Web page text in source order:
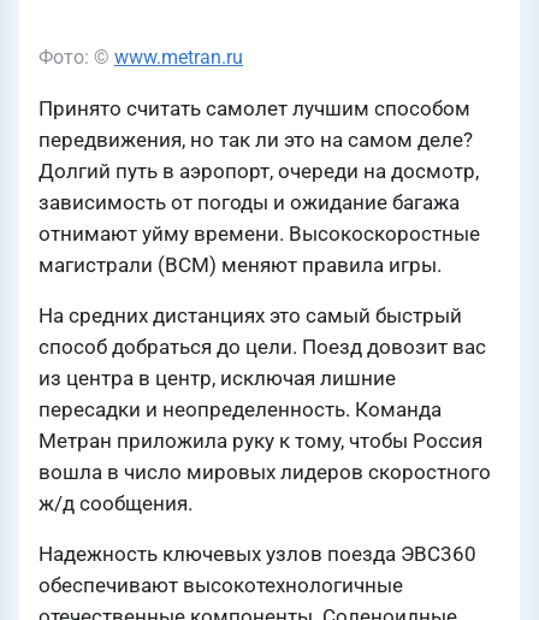
Фото: © www.metran.ru
Принято считать самолет лучшим способом
передвижения, но так ли это на самом деле?
Долгий путь в аэропорт, очереди на досмотр,
зависимость от погоды и ожидание багажа
отнимают уйму времени. Высокоскоростные
магистрали (ВСМ) меняют правила игры.
На средних дистанциях это самый быстрый
способ добраться до цели. Поезд довозит вас
из центра в центр, исключая лишние
пересадки и неопределенность. Команда
Метран приложила руку к тому, чтобы Россия
вошла в число мировых лидеров скоростного
ж/д сообщения.
Надежность ключевых узлов поезда ЭВС360
обеспечивают высокотехнологичные